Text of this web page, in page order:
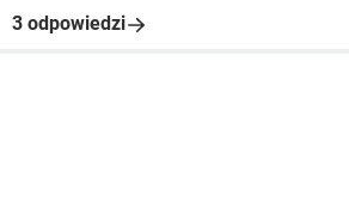
3 odpowiedzi